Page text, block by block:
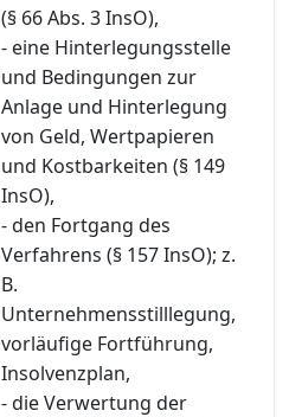
(§ 66 Abs. 3 InsO),
- eine Hinterlegungsstelle
und Bedingungen zur
Anlage und Hinterlegung
von Geld, Wertpapieren
und Kostbarkeiten (§ 149
InsO),
- den Fortgang des
Verfahrens (§ 157 InsO); z.
B.
Unternehmensstilllegung,
vorläufige Fortführung,
Insolvenzplan,
- die Verwertung der